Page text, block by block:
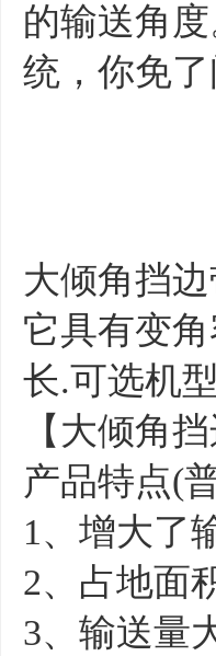
的输送角
统，你免
大倾角挡
它具有变
长.可选机
【大倾角
产品特点(
1、增大了
2、占地面
3、输送量